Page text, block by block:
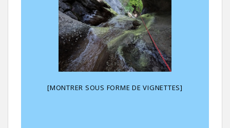
[MONTRER SOUS FORME DE VIGNETTES]